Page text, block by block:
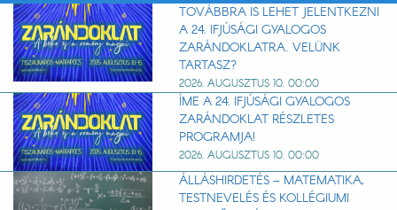
TOVÁBBRA IS LEHET JELENTKEZNI
A 24. IFJÚSÁGI GYALOGOS
ZARÁNDOKLATRA. VELÜNK
TARTASZ?
2026. AUGUSZTUS 10. 00:00
ÍME A 24. IFJÚSÁGI GYALOGOS
ZARÁNDOKLAT RÉSZLETES
PROGRAMJA!
2026. AUGUSZTUS 10. 00:00
ÁLLÁSHIRDETÉS – MATEMATIKA,
TESTNEVELÉS ÉS KOLLÉGIUMI